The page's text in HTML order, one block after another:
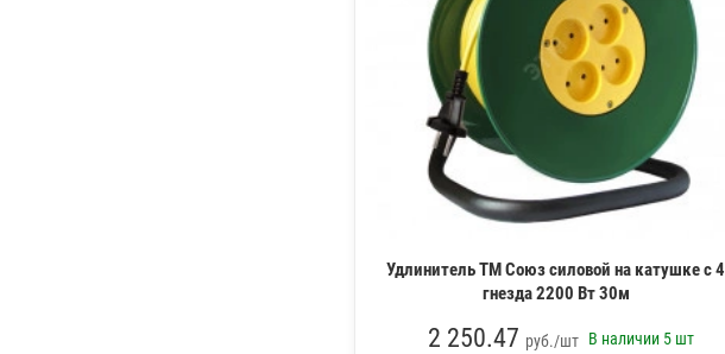
Удлинитель ТМ Союз силовой на катушке с 4
гнезда 2200 Вт 30м
2 250.47 руб./шт В наличии 5 шт